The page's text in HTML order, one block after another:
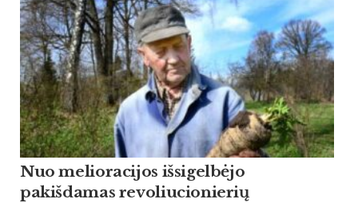
Nuo melioracijos išsigelbėjo
pakišdamas revoliucionierių